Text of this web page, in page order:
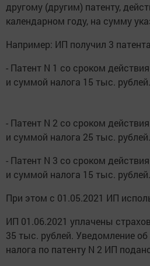
другому (другим) патенту,
календарном году, на сумму
Например: ИП получил 3
- Патент N 1 со сроком
и суммой налога 15 тыс. рублей.
- Патент N 2 со сроком
и суммой налога 25 тыс. рублей.
- Патент N 3 со сроком
и суммой налога 15 тыс. рублей.
При этом с 01.05.2021 ИП
ИП 01.06.2021 уплачены
35 тыс. рублей. Уведомление
налога по патенту N 2 ИП